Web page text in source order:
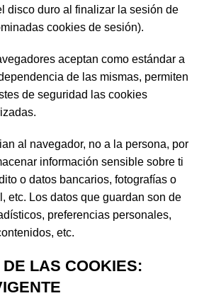
disco duro al finalizar la sesión de
cookies de sesión).
aceptan como estándar a
de las mismas, permiten
de seguridad las cookies
al navegador, no a la persona, por
información sensible sobre ti
o datos bancarios, fotografías o
etc. Los datos que guardan son de
preferencias personales,
etc.
LAS COOKIES: